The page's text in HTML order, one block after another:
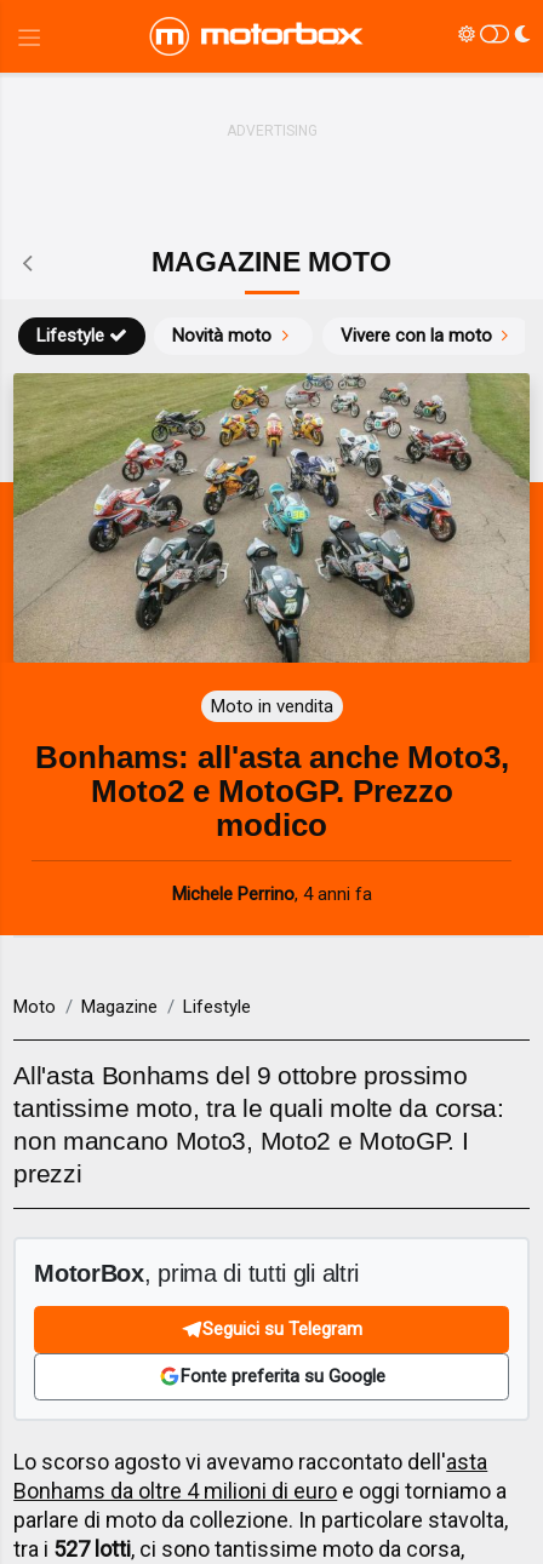
MAGAZINE MOTO
Novità moto Vivere con la moto
Lifestyle
Moto in vendita
Bonhams: all'asta anche Moto3,
Moto2 e MotoGP. Prezzo
modico
Michele Perrino, 4 anni fa
Moto Magazine Lifestyle
All'asta Bonhams del 9 ottobre prossimo
tantissime moto, tra le quali molte da corsa:
non mancano Moto3, Moto2 e MotoGP. I
prezzi
MotorBox, prima di tutti gli altri
Seguici su Telegram
Fonte preferita su Google
Lo scorso agosto vi avevamo raccontato dell'asta
Bonhams da oltre 4 milioni di euro e oggi torniamo a
parlare di moto da collezione. In particolare stavolta,
tra i 527 lotti, ci sono tantissime moto da corsa,